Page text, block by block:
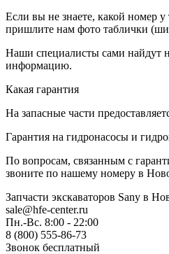
Если вы не знаете, какой номер у
пришлите нам фото таблички
Наши специалисты сами найдут
информацию.
Какая гарантия
На запасные части
Гарантия на гидронасосы и
По вопросам, связанным с
звоните по нашему номеру в
Запчасти экскаваторов Sany в
sale@hfe-center.ru
Пн.-Вс. 8:00 - 22:00
8 (800) 555-86-73
Звонок бесплатный